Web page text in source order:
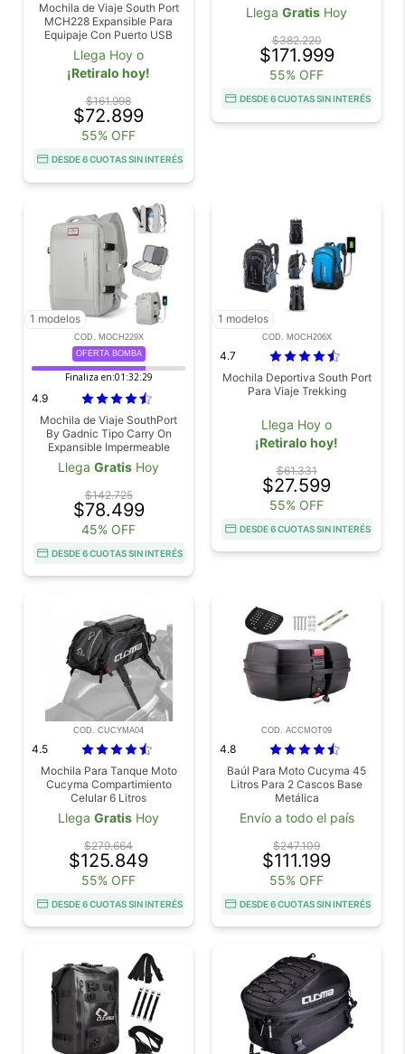
Mochila de Viaje South Port
MCH228 Expansible Para
Equipaje Con Puerto USB
Impermeable
Llega Hoy o
¡Retiralo hoy!
$161.998
$72.899
55% OFF
DESDE 6 CUOTAS SIN INTERÉS
Llega Gratis Hoy
$382.220
$171.999
55% OFF
DESDE 6 CUOTAS SIN INTERÉS
1 modelos
COD. MOCH229X
OFERTA BOMBA
Finaliza en:01:32:28
4.9
Mochila de Viaje SouthPort
By Gadnic Tipo Carry On
Expansible Impermeable
Llega Gratis Hoy
$142.725
$78.499
45% OFF
DESDE 6 CUOTAS SIN INTERÉS
1 modelos
COD. MOCH206X
4.7
Mochila Deportiva South Port
Para Viaje Trekking
Llega Hoy o
¡Retiralo hoy!
$61.331
$27.599
55% OFF
DESDE 6 CUOTAS SIN INTERÉS
COD. CUCYMA04
4.5
Mochila Para Tanque Moto
Cucyma Compartimiento
Celular 6 Litros
Llega Gratis Hoy
$279.664
$125.849
55% OFF
DESDE 6 CUOTAS SIN INTERÉS
COD. ACCMOT09
4.8
Baúl Para Moto Cucyma 45
Litros Para 2 Cascos Base
Metálica
Envío a todo el país
$247.109
$111.199
55% OFF
DESDE 6 CUOTAS SIN INTERÉS